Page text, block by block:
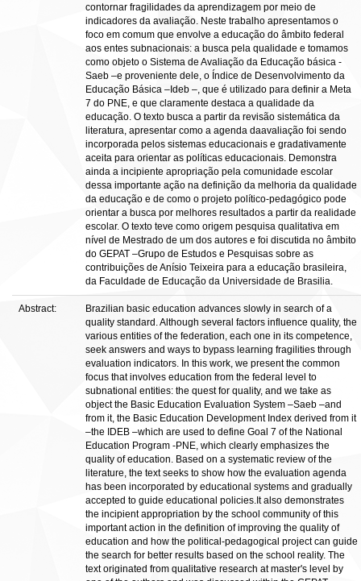
contornar fragilidades da aprendizagem por meio de
indicadores da avaliação. Neste trabalho apresentamos o
foco em comum que envolve a educação do âmbito federal
aos entes subnacionais: a busca pela qualidade e tomamos
como objeto o Sistema de Avaliação da Educação básica -
Saeb –e proveniente dele, o Índice de Desenvolvimento da
Educação Básica –Ideb –, que é utilizado para definir a Meta
7 do PNE, e que claramente destaca a qualidade da
educação. O texto busca a partir da revisão sistemática da
literatura, apresentar como a agenda daavaliação foi sendo
incorporada pelos sistemas educacionais e gradativamente
aceita para orientar as políticas educacionais. Demonstra
ainda a incipiente apropriação pela comunidade escolar
dessa importante ação na definição da melhoria da qualidade
da educação e de como o projeto político-pedagógico pode
orientar a busca por melhores resultados a partir da realidade
escolar. O texto teve como origem pesquisa qualitativa em
nível de Mestrado de um dos autores e foi discutida no âmbito
do GEPAT –Grupo de Estudos e Pesquisas sobre as
contribuições de Anísio Teixeira para a educação brasileira,
da Faculdade de Educação da Universidade de Brasilia.
Abstract:
Brazilian basic education advances slowly in search of a
quality standard. Although several factors influence quality, the
various entities of the federation, each one in its competence,
seek answers and ways to bypass learning fragilities through
evaluation indicators. In this work, we present the common
focus that involves education from the federal level to
subnational entities: the quest for quality, and we take as
object the Basic Education Evaluation System –Saeb –and
from it, the Basic Education Development Index derived from it
–the IDEB –which are used to define Goal 7 of the National
Education Program -PNE, which clearly emphasizes the
quality of education. Based on a systematic review of the
literature, the text seeks to show how the evaluation agenda
has been incorporated by educational systems and gradually
accepted to guide educational policies.It also demonstrates
the incipient appropriation by the school community of this
important action in the definition of improving the quality of
education and how the political-pedagogical project can guide
the search for better results based on the school reality. The
text originated from qualitative research at master's level by